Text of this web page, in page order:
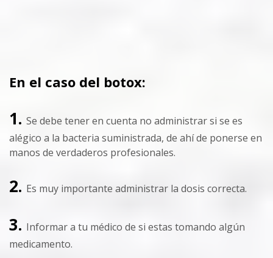
En el caso del botox:
1. Se debe tener en cuenta no administrar si se es
alégico a la bacteria suministrada, de ahí de ponerse en
manos de verdaderos profesionales.
2. Es muy importante administrar la dosis correcta.
3. Informar a tu médico de si estas tomando algún
medicamento.